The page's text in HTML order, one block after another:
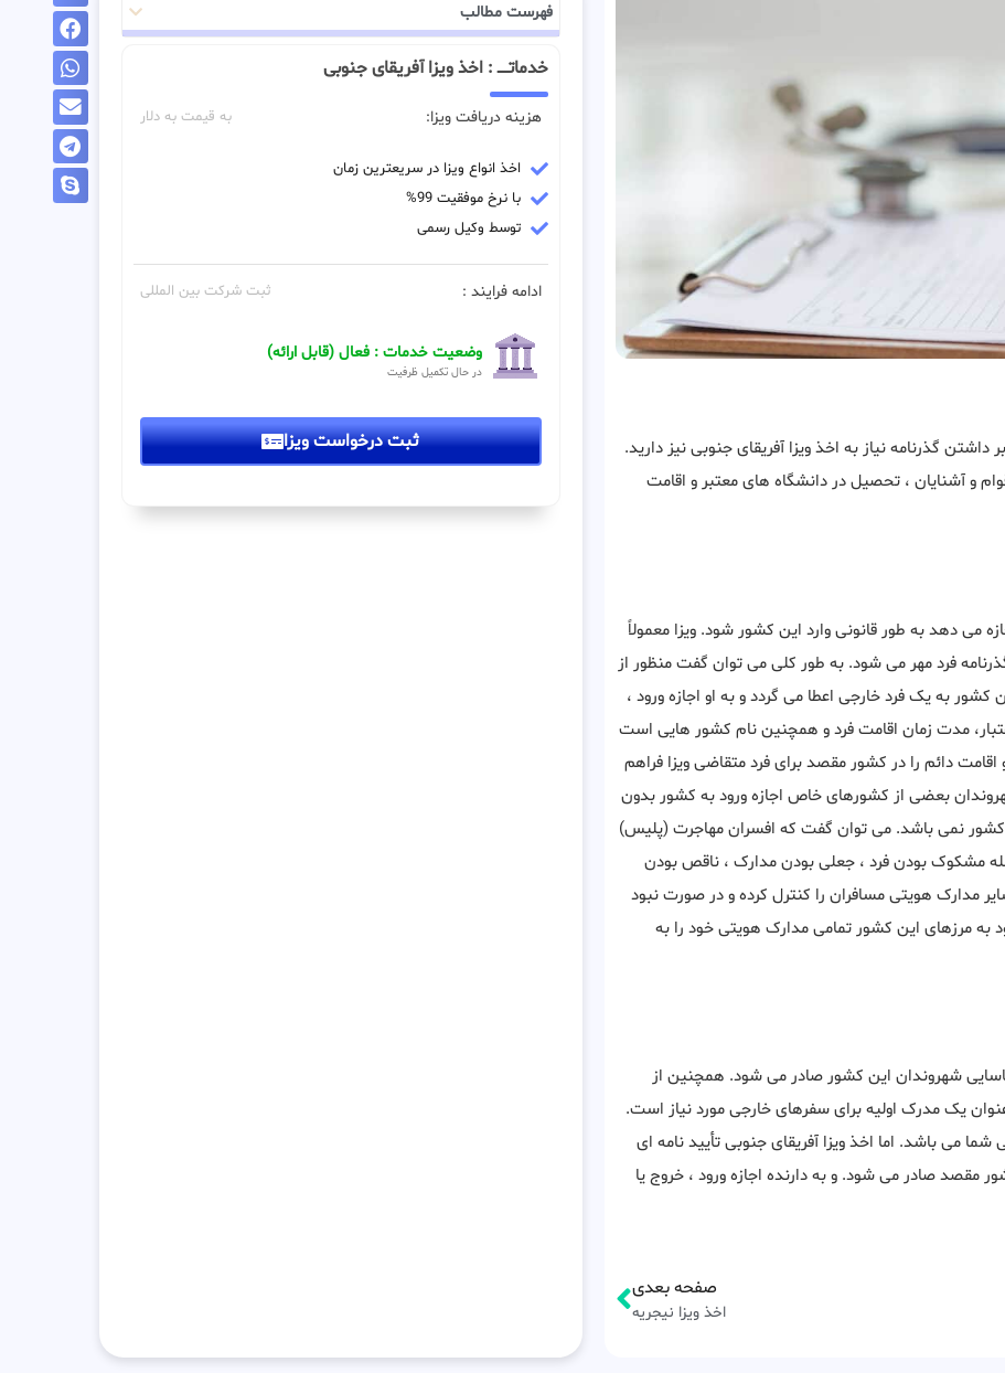
گذرنامه نیاز به اخذ ویزا آفریقای جنوبی نیز دارید.
و آشنایان ، تحصیل در دانشگاه های معتبر و اقامت
می دهد به طور قانونی وارد این کشور شود. ویزا معمولاً
فرد مهر می شود. به طور کلی می توان گفت منظور از
به یک فرد خارجی اعطا می ‌گردد و به او اجازه ورود ،
مدت زمان اقامت فرد و همچنین نام کشور هایی است
اقامت دائم را در کشور مقصد برای فرد متقاضی ویزا فراهم
بعضی از کشورهای خاص اجازه ورود به کشور بدون
کشور نمی باشد. می توان گفت که افسران مهاجرت (پلیس)
مشکوک بودن فرد ، جعلی بودن مدارک ، ناقص بودن
مدارک هویتی مسافران را کنترل کرده و در صورت نبود
مرزهای این کشور تمامی مدارک هویتی خود را به
شهروندان این کشور صادر می شود. همچنین از
یک مدرک اولیه برای سفرهای خارجی مورد نیاز است.
باشد. اما اخذ ویزا آفریقای جنوبی تأیید نامه ای
صادر می شود. و به دارنده اجازه ورود ، خروج یا
صفحه بعدی
اخذ ویزا نیجریه
فهرست مطالب
خدماتـــــ : اخذ ویزا آفریقای جنوبی
هزینه دریافت ویزا: به قیمت به دلار
اخذ انواع ویزا در سریعترین زمان
با نرخ موفقیت 99%
توسط وکیل رسمی
ادامه فرایند : ثبت شرکت بین المللی
وضعیت خدمات : فعال (قابل ارائه)
در حال تکمیل ظرفیت
ثبت درخواست ویزا